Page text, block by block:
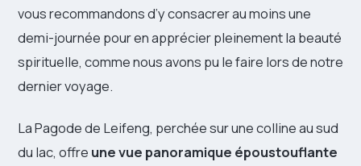
vous recommandons d’y consacrer au moins une
demi-journée pour en apprécier pleinement la beauté
spirituelle, comme nous avons pu le faire lors de notre
dernier voyage.
La Pagode de Leifeng, perchée sur une colline au sud
du lac, offre une vue panoramique époustouflante